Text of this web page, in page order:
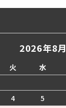
2026年8月
火 水
4 5